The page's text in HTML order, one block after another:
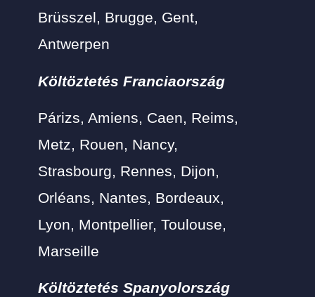
Brüsszel, Brugge, Gent,
Antwerpen
Költöztetés Franciaország
Párizs, Amiens, Caen, Reims,
Metz, Rouen, Nancy,
Strasbourg, Rennes, Dijon,
Orléans, Nantes, Bordeaux,
Lyon, Montpellier, Toulouse,
Marseille
Költöztetés Spanyolország